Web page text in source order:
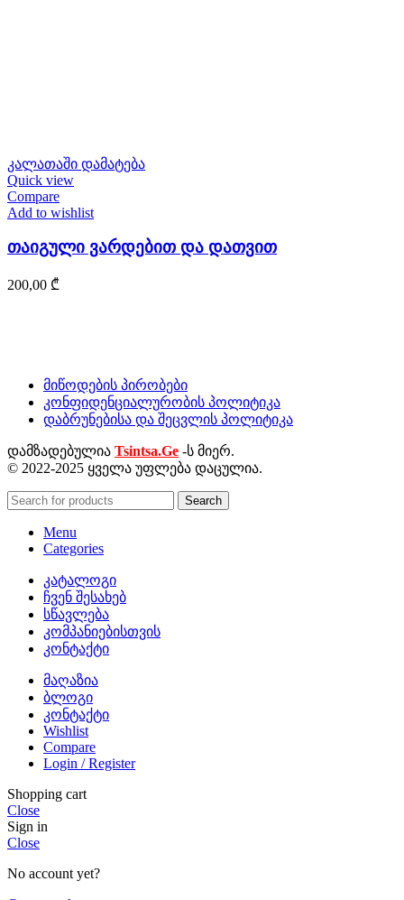
კალათაში დამატება
Quick view
Compare
Add to wishlist
თაიგული ვარდებით და დათვით
200,00 ₾
მიწოდების პირობები
კონფიდენციალურობის პოლიტიკა
დაბრუნებისა და შეცვლის პოლიტიკა
დამზადებულია Tsintsa.Ge -ს მიერ.
© 2022-2025 ყველა უფლება დაცულია.
Search
Menu
Categories
კატალოგი
ჩვენ შესახებ
სწავლება
კომპანიებისთვის
კონტაქტი
მაღაზია
ბლოგი
კონტაქტი
Wishlist
Compare
Login / Register
Shopping cart
Close
Sign in
Close
No account yet?